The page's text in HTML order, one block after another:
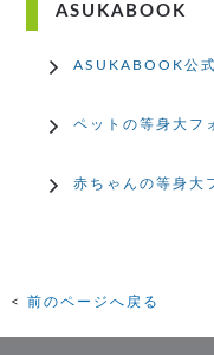
ASUKABOOK
ASUKABOOK公
ペットの等身大フ
赤ちゃんの等身大
前のページへ戻る